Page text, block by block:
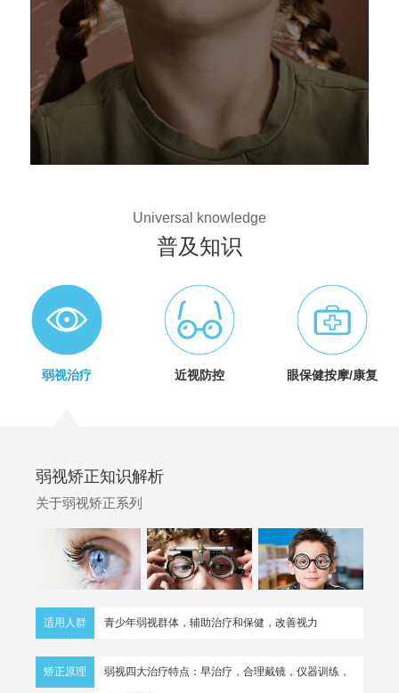
Universal knowledge
普及知识
弱视治疗 近视防控 眼保健按摩/康复
弱视矫正知识解析
关于弱视矫正系列
适用人群 青少年弱视群体，辅助治疗和保健，改善视力
矫正原理 弱视四大治疗特点：早治疗，合理戴镜，仪器训练，